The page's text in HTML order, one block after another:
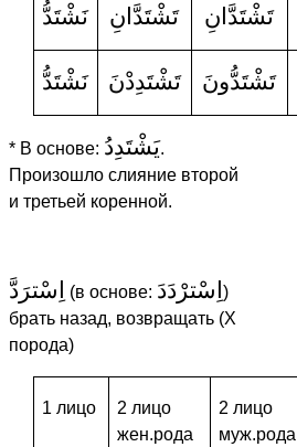
نَشْتَدُّ تَشْتَدَّانِ تَشْتَدَّانِ
نَشْتَدُّ تَشْتَدِدْنَ تَشْتَدُّونَ
* В основе: يَشْتَدِدُ.
Произошло слияние второй
и третьей коренной.
اِسْترَدَّ (в основе: اِسْترْدَدَ )
брать назад, возвращать (X
порода)
1 лицо
2 лицо
жен.рода
2 лицо
муж.рода